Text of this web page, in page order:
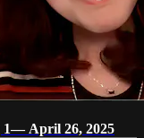
1— April 26, 2025